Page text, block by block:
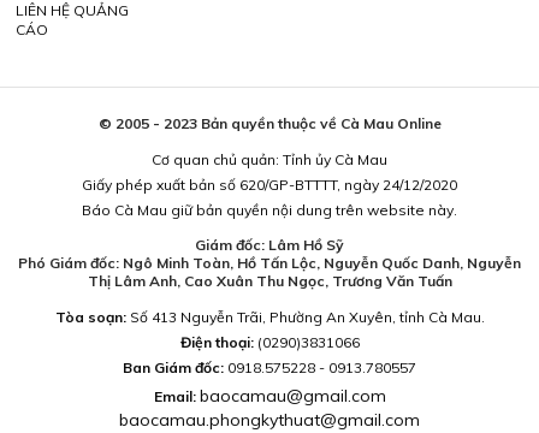
LIÊN HỆ QUẢNG
CÁO
© 2005 - 2023 Bản quyền thuộc về Cà Mau Online
Cơ quan chủ quản: Tỉnh ủy Cà Mau
Giấy phép xuất bản số 620/GP-BTTTT, ngày 24/12/2020
Báo Cà Mau giữ bản quyền nội dung trên website này.
Giám đốc: Lâm Hồ Sỹ
Phó Giám đốc: Ngô Minh Toàn, Hồ Tấn Lộc, Nguyễn Quốc Danh, Nguyễn
Thị Lâm Anh, Cao Xuân Thu Ngọc, Trương Văn Tuấn
Tòa soạn:Số 413 Nguyễn Trãi, Phường An Xuyên, tỉnh Cà Mau.
Điện thoại: (0290)3831066
Ban Giám đốc: 0918.575228 - 0913.780557
Email: baocamau@gmail.com
baocamau.phongkythuat@gmail.com